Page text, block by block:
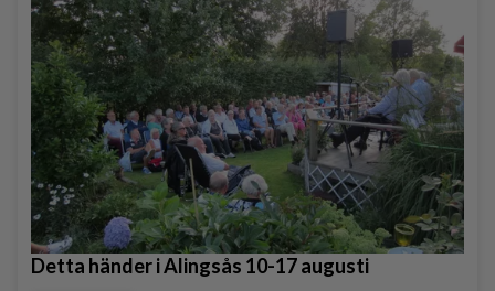
Detta händer i Alingsås 10-17 augusti